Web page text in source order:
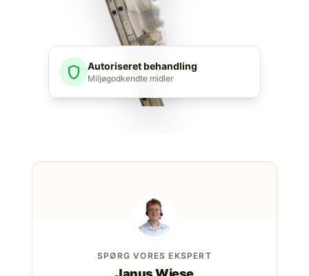
shield Autoriseret behandling
Miljøgodkendte midler
SPØRG VORES EKSPERT